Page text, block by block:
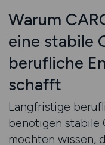
Warum
eine stabile
berufliche
schafft
Langfristige
benötigen stabile
möchten wissen,